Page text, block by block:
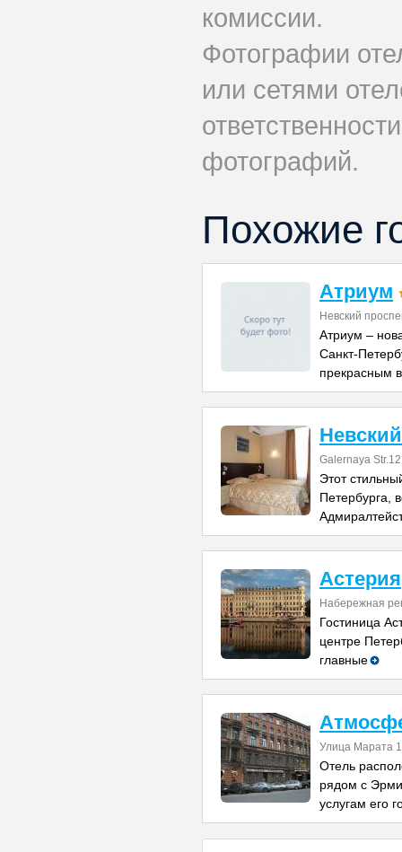
комиссии.
Фотографии
или сетями
фотографий.
Похожие
Атриум
Невский
Атриум –
Санкт-
прекрасным
Galernaya Str.12
Этот
Петербурга,
Астерия
Набережная
Гостиница
центре
главные
Улица Марата
Отель
рядом с
услугам его